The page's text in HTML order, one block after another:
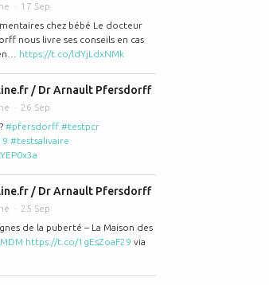
à adopter avec les adolescents
pour mon enfant? Que choisir?
17 Sep
chez bébé Le docteur
nous livre ses conseils en cas
https://t.co/ldYjLdxNMk
/ Dr Arnault Pfersdorff
26 Sep
#pfersdorff #testpcr
#testsalivaire
/ Dr Arnault Pfersdorff
25 Sep
de la puberté – La Maison des
https://t.co/1gEsZoaF29 via